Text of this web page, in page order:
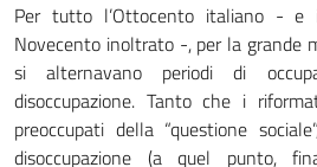
Per tutto l’Ottocento italiano -
Novecento inoltrato -, per la grande
si alternavano periodi di
disoccupazione. Tanto che i
preoccupati della “questione
disoccupazione (a quel punto,